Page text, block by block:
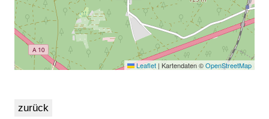
Leaflet | Kartendaten ©OpenStreetMap